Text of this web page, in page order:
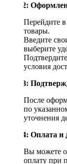
Шаг 2:
Перейдите
товары.
Введите
выберите
условия
Шаг 3:
После
по
уточнения
Шаг 4: Оплата и
Вы можете
оплату при